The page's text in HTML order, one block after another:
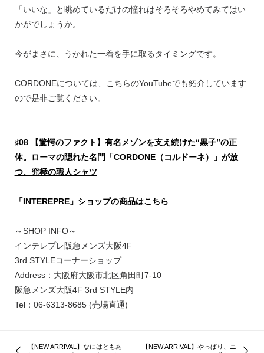
「いいな」と眺めているだけの憧れはそろそろやめてみてはい
かがでしょうか。
今がまさに、うかれた一着を手に取るタイミングです。
CORDONEについては、こちらのYouTubeでも紹介しています
ので是非ご覧ください。
♯08 【驚愕のファクト】有名メゾンを支え続けた“黒子”の正
体。ローマの隠れた名門「CORDONE（コルドーネ）」が放
つ、究極の職人シャツ
「INTEREPRE」ショップの商品はこちら
～SHOP INFO～
インテレプレ阪急メンズ大阪4F
3rd STYLEコーナーショップ
Address：大阪府大阪市北区角田町7-10
阪急メンズ大阪4F 3rd STYLE内
Tel：06-6313-8685 (売場直通)
【NEW ARRIVAL】なにはともあ
【NEW ARRIVAL】やっぱり、ニ